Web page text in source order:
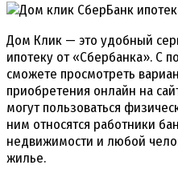
Дом Клик — это удобный
ипотеку от «Сбербанка». С
сможете просмотреть
приобретения онлайн на
могут пользоваться
ним относятся работники
недвижимости и любой
жилье.